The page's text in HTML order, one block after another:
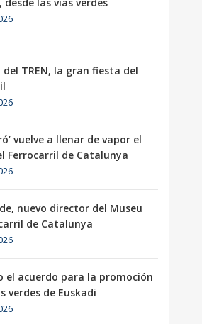
del TREN, la gran fiesta del
vuelve a llenar de vapor el
Ferrocarril de Catalunya
nuevo director del Museu
de Catalunya
el acuerdo para la promoción
verdes de Euskadi